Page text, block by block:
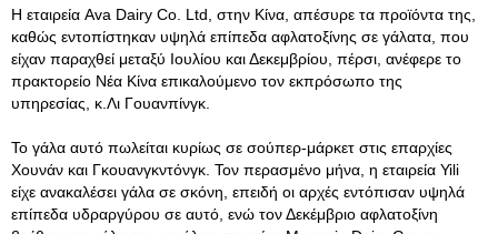
Η εταιρεία Ava Dairy Co. Ltd, στην Κίνα, απέσυρε τα προϊόντα της,
καθώς εντοπίστηκαν υψηλά επίπεδα αφλατοξίνης σε γάλατα, που
είχαν παραχθεί μεταξύ Ιουλίου και Δεκεμβρίου, πέρσι, ανέφερε το
πρακτορείο Νέα Κίνα επικαλούμενο τον εκπρόσωπο της
υπηρεσίας, κ.Λι Γουανπίνγκ.
Το γάλα αυτό πωλείται κυρίως σε σούπερ-μάρκετ στις επαρχίες
Χουνάν και Γκουανγκντόνγκ. Τον περασμένο μήνα, η εταιρεία Yili
είχε ανακαλέσει γάλα σε σκόνη, επειδή οι αρχές εντόπισαν υψηλά
επίπεδα υδραργύρου σε αυτό, ενώ τον Δεκέμβριο αφλατοξίνη